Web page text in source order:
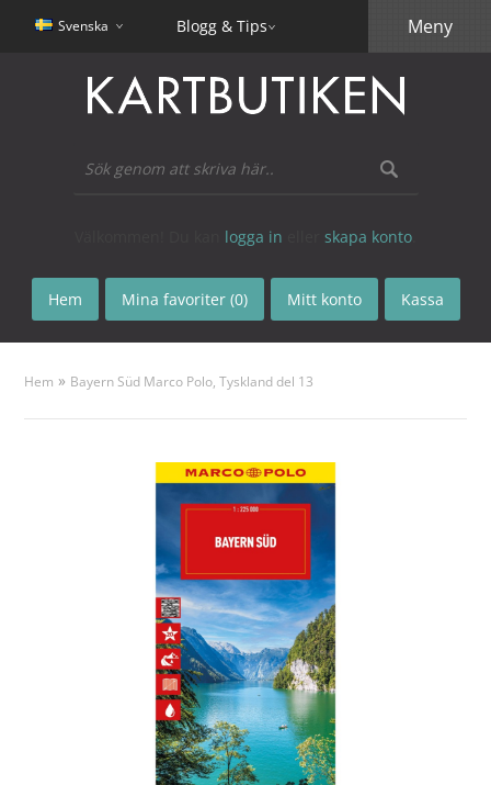
Svenska Blogg & Tips
logga in skapa konto
Hem Mina favoriter (0) Mitt konto Kassa
Meny
Hem » Bayern Süd Marco Polo, Tyskland del 13